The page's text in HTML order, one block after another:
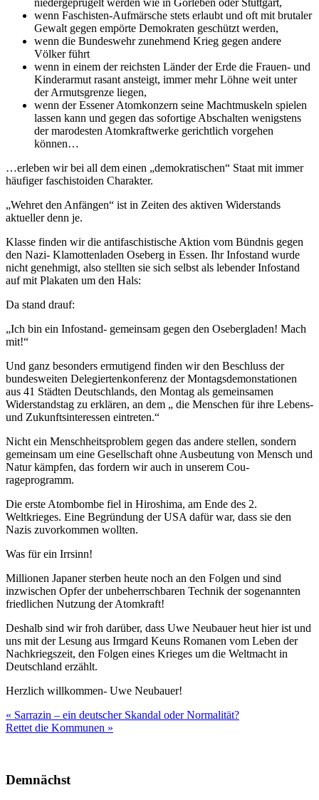
niedergeprügelt werden wie in Gorleben oder Stuttgart,
wenn Faschisten-Aufmärsche stets erlaubt und oft mit brutaler
Gewalt gegen empörte Demo­kraten geschützt werden,
wenn die Bundeswehr zunehmend Krieg gegen andere
Völker führt
wenn in einem der reichsten Länder der Erde die Frauen- und
Kinderarmut rasant ansteigt, immer mehr Löhne weit unter
der Armutsgrenze liegen,
wenn der Essener Atomkonzern seine Macht­muskeln spielen
lassen kann und gegen das so­fortige Abschalten wenigstens
der marodesten Atomkraftwerke gerichtlich vorgehen
können…
…erleben wir bei all dem einen „demokrati­schen“ Staat mit immer
häufiger faschistoiden Charakter.
„Wehret den Anfängen“ ist in Zeiten des aktiven Widerstands
aktueller denn je.
Klasse finden wir die antifaschistische Aktion vom Bündnis gegen
den Nazi- Klamottenladen Ose­berg in Essen. Ihr Infostand wurde
nicht geneh­migt, also stellten sie sich selbst als lebender Info­stand
auf mit Plakaten um den Hals:
Da stand drauf:
„Ich bin ein Infostand- gemeinsam gegen den Osebergladen! Mach
mit!“
Und ganz besonders ermutigend finden wir den Beschluss der
bundesweiten Delegiertenkonfe­renz der Montagsdemonstationen
aus 41 Städ­ten Deutschlands, den Montag als gemeinsamen
Widerstandstag zu erklären, an dem „ die Men­schen für ihre Lebens-
und Zukunftsinteressen eintreten.“
Nicht ein Menschheitsproblem gegen das andere stellen, sondern
gemeinsam um eine Gesell­schaft ohne Ausbeutung von Mensch und
Natur kämpfen, das fordern wir auch in unserem Cou­
rageprogramm.
Die erste Atombombe fiel in Hiroshima, am Ende des 2.
Weltkrieges. Eine Begründung der USA dafür war, dass sie den
Nazis zuvorkommen wollten.
Was für ein Irrsinn!
Millionen Japaner sterben heute noch an den Folgen und sind
inzwischen Opfer der unbe­herrschbaren Technik der sogenannten
friedli­chen Nutzung der Atomkraft!
Deshalb sind wir froh darüber, dass Uwe Neu­bauer heut hier ist und
uns mit der Lesung aus Irmgard Keuns Romanen vom Leben der
Nachkriegszeit, den Folgen eines Krieges um die Weltmacht in
Deutschland erzählt.
Herzlich willkommen- Uwe Neubauer!
Beitragsnavigation
« Sarrazin – ein deutscher Skandal oder Normalität?
Rettet die Kommunen »
Demnächst